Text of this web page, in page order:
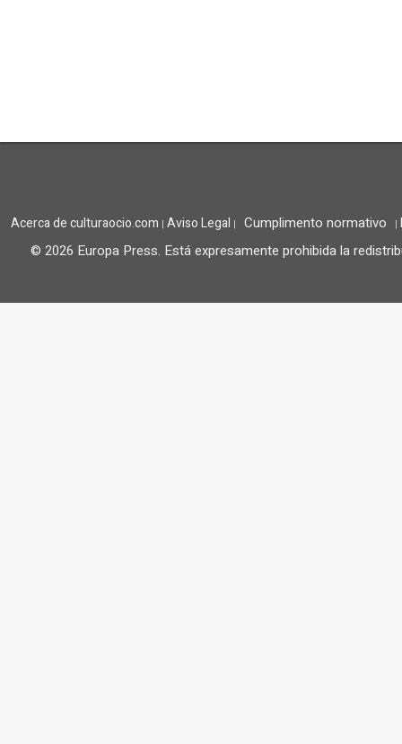
Acerca de culturaocio.com | Aviso Legal | Cumplimento normativo |
© 2026 Europa Press. Está expresamente prohibida la